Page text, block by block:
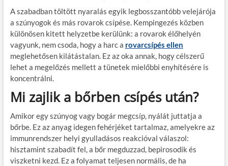
A szabadban töltött nyaralás egyik legbosszantóbb velejárója
a szúnyogok és más rovarok csípése. Kempingezés közben
különösen kitett helyzetbe kerülünk: a rovarok élőhelyén
vagyunk, nem csoda, hogy a harc a rovarcsípés ellen
meglehetősen kilátástalan. Ez az oka annak, hogy célszerű
lehet a megelőzés mellett a tünetek mielőbbi enyhítésére is
koncentrálni.
Mi zajlik a bőrben csípés után?
Amikor egy szúnyog vagy bogár megcsíp, nyálát juttatja a
bőrbe. Ez az anyag idegen fehérjéket tartalmaz, amelyekreaz
immunrendszer helyi gyulladásos reakcióval válaszol:
hisztamint szabadít fel, a bőr megduzzad, bepirosodik és
viszketni kezd. Ez a folyamat teljesen normális, de ha